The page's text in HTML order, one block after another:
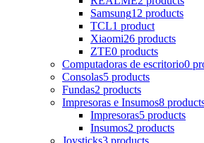
Samsung12 products
TCL1 product
Xiaomi26 products
ZTE0 products
Computadoras de escritorio0
Consolas5 products
Fundas2 products
Impresoras e Insumos8
Impresoras5 products
Insumos2 products
Joysticks3 products